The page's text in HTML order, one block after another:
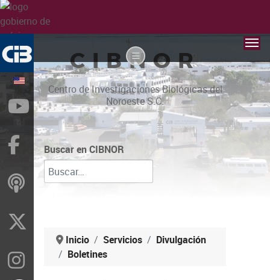
CIBNOR
Centro de Investigaciones Biológicas del
Noroeste S.C.
Buscar en CIBNOR
Inicio Servicios
Divulgación
Boletines
YouTube
Facebook
ivoox
Instragram